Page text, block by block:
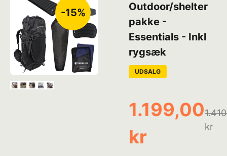
-15%
Outdoor/shelter
pakke -
Essentials - Inkl
rygsæk
UDSALG
1.199,00
kr
kr